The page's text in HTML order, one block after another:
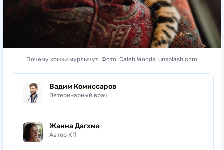
Почему кошки мурлычут. Фото: Caleb Woods, unsplash.com
Вадим Комиссаров
Ветеринарный врач
Жанна Дагхма
Автор КП